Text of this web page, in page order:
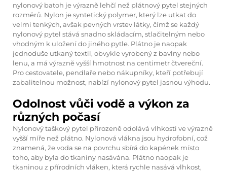
nylonový batoh je výrazně lehčí než plátnový pytel stejných
rozměrů. Nylon je syntetický polymer, který lze utkat do
velmi tenkých, avšak pevných vrstev látky, čímž se každý
nylonový pytel stává snadno skládacím, stlačitelným nebo
vhodným k uložení do jiného pytle. Plátno je naopak
jednoduše utkaný textil, obvykle vyrobený z bavlny nebo
lenu, a má výrazně vyšší hmotnost na centimetr čtvereční.
Pro cestovatele, pendlaře nebo nákupníky, kteří potřebují
zabalitelnou možnost, nabízí nylonový pytel jasnou výhodu.
Odolnost vůči vodě a výkon za
různých počasí
Nylonový taškový pytel přirozeně odolává vlhkosti ve výrazně
vyšší míře než plátno. Nylonová vlákna jsou hydrofobní, což
znamená, že voda se na povrchu sbírá do kapének místo
toho, aby byla do tkaniny nasávána. Plátno naopak je
tkaninou z přírodních vláken, která rychle nasává vlhkost,